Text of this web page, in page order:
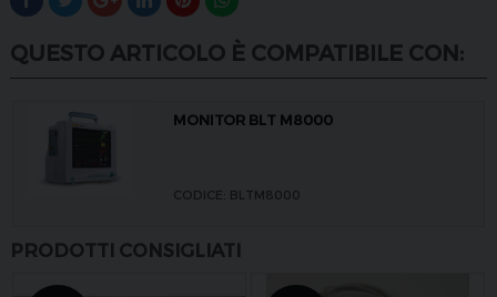
QUESTO ARTICOLO È COMPATIBILE CON:
MONITOR BLT M8000
CODICE: BLTM8000
PRODOTTI CONSIGLIATI